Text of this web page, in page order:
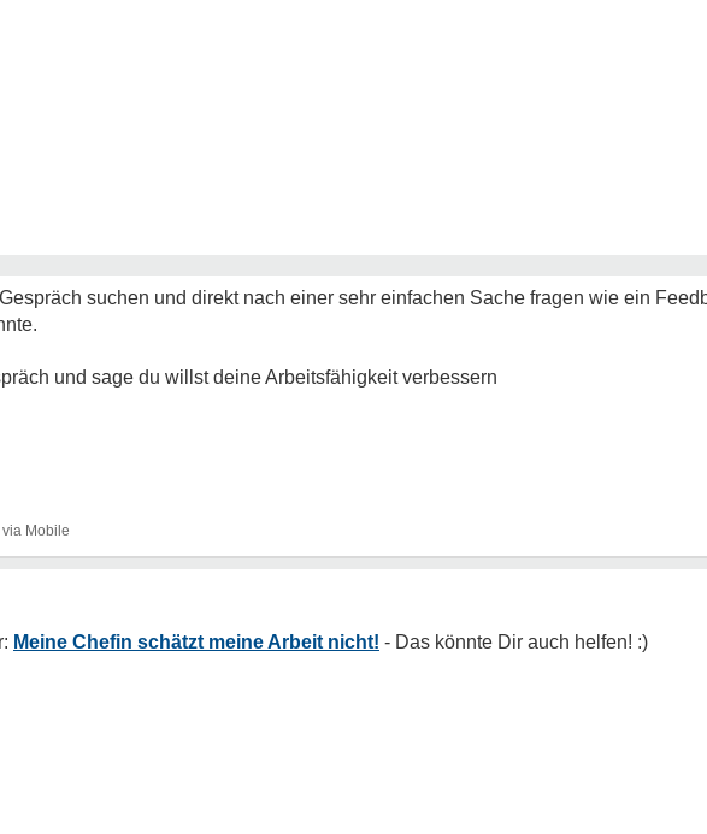
suchen und direkt nach einer sehr einfachen Sache fragen wie ein
und sage du willst deine Arbeitsfähigkeit verbessern
Meine Chefin schätzt meine Arbeit nicht!